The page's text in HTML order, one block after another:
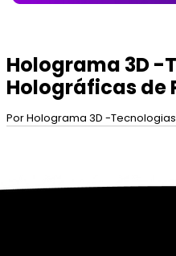
Holograma 3D -
Holográficas de
Por Holograma 3D -